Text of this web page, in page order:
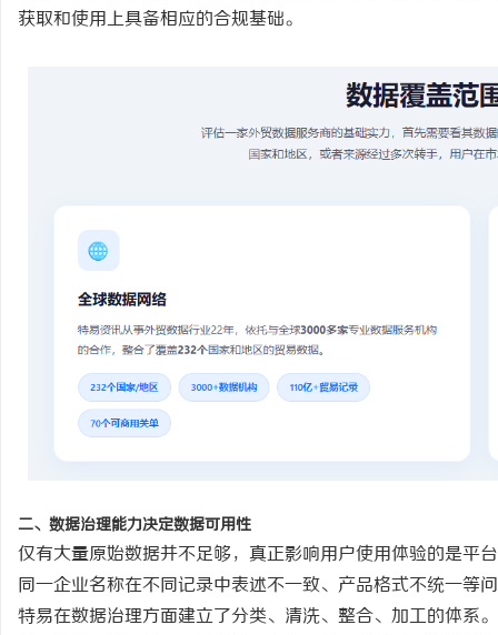
获取和使用上具备相应的合规基础。
二、数据治理能力决定数据可用性
仅有大量原始数据并不足够，真正影响用户使用体验的是平
同一企业名称在不同记录中表述不一致、产品格式不统一等
特易在数据治理方面建立了分类、清洗、整合、加工的体系